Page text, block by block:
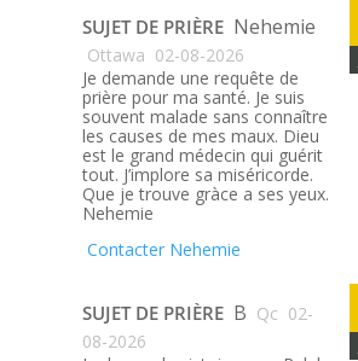
SUJET DE PRIÈRE Nehemie
Ottawa 02-08-2026
Je demande une requête de
prière pour ma santé. Je suis
souvent malade sans connaître
les causes de mes maux. Dieu
est le grand médecin qui guérit
tout. J’implore sa miséricorde.
Que je trouve gràce a ses yeux.
Nehemie
Contacter Nehemie
SUJET DE PRIÈRE B Qc 02-
08-2026